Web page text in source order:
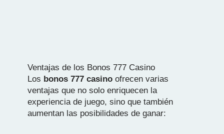
Ventajas de los Bonos 777 Casino
Los bonos 777 casino ofrecen varias
ventajas que no solo enriquecen la
experiencia de juego, sino que también
aumentan las posibilidades de ganar: